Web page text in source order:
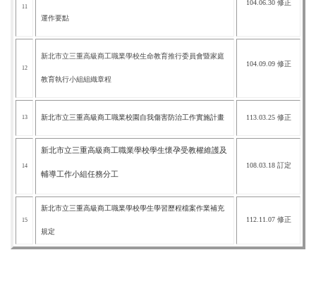
11
運作要點
104.06.30 修正
12
新北市立三重高級商工職業學校生命教育推行委員會暨家庭
教育執行小組組織章程
104.09.09 修正
13 新北市立三重高級商工職業校園自我傷害防治工作實施計畫 113.03.25 修正
14
新北市立三重高級商工職業學校學生懷孕受教權維護及
輔導工作小組任務分工
108.03.18 訂定
15
新北市立三重高級商工職業學校學生學習歷程檔案作業補充
規定
112.11.07 修正